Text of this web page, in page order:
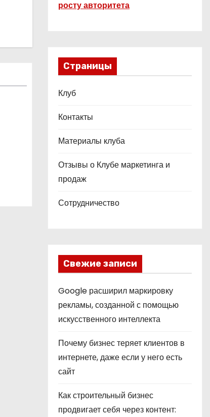
росту авторитета
Страницы
Клуб
Контакты
Материалы клуба
Отзывы о Клубе маркетинга и
продаж
Сотрудничество
Свежие записи
Google расширил маркировку
рекламы, созданной с помощью
искусственного интеллекта
Почему бизнес теряет клиентов в
интернете, даже если у него есть
сайт
Как строительный бизнес
продвигает себя через контент: